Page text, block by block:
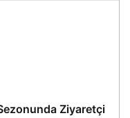
Ziyaretçi